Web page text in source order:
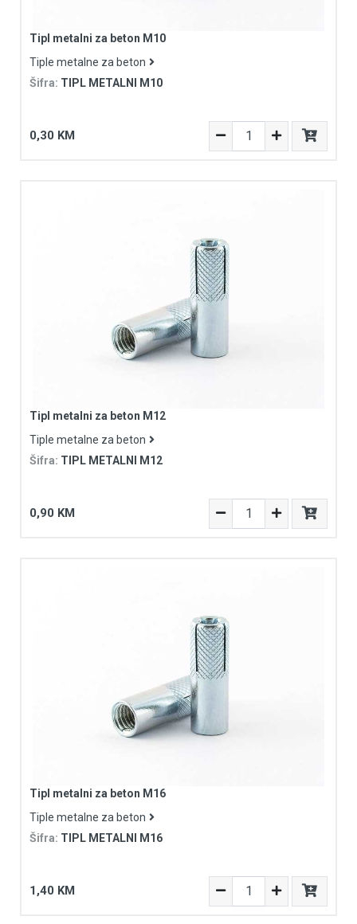
Tipl metalni za beton M10
Tiple metalne za beton
Šifra: TIPL METALNI M10
0,30 KM
Tipl metalni za beton M12
Tiple metalne za beton
Šifra: TIPL METALNI M12
0,90 KM
Tipl metalni za beton M16
Tiple metalne za beton
Šifra: TIPL METALNI M16
1,40 KM